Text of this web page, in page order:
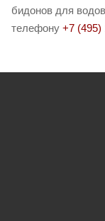
бидонов для
телефону +7 (495)